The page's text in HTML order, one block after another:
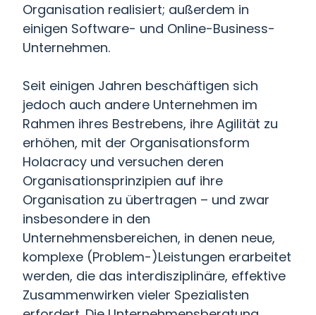
Organisation realisiert; außerdem in
einigen Software- und Online-Business-
Unternehmen.
Seit einigen Jahren beschäftigen sich
jedoch auch andere Unternehmen im
Rahmen ihres Bestrebens, ihre Agilität zu
erhöhen, mit der Organisationsform
Holacracy und versuchen deren
Organisationsprinzipien auf ihre
Organisation zu übertragen – und zwar
insbesondere in den
Unternehmensbereichen, in denen neue,
komplexe (Problem-)Leistungen erarbeitet
werden, die das interdisziplinäre, effektive
Zusammenwirken vieler Spezialisten